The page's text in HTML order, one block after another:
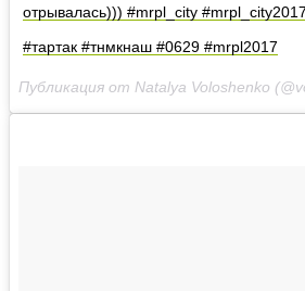
отрывалась))) #mrpl_city
#тартак #тнмкнаш #0629 #mrpl2017
Публикация от Natalya Voloshenko